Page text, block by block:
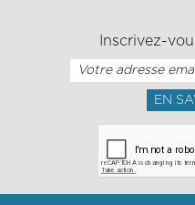
Inscrivez-
EN